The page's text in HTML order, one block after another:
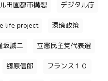
田園都市構想 デジタル庁
life project 環境政策
坂誠二 立憲民主党代表選
郷原信郎 フランス１０